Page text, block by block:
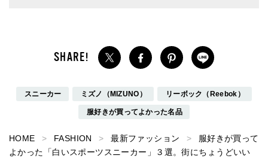
スニーカー ミズノ（MIZUNO） リーボック（Reebok）
服好きが買ってよかった名品
HOME FASHION 最新ファッション
服好きが買って
よかった「白いスポーツスニーカー」３選。街にちょうどいい